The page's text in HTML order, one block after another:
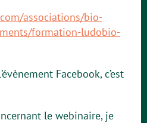
associations/bio-
formation-ludobio-
Facebook, c’est
le webinaire, je